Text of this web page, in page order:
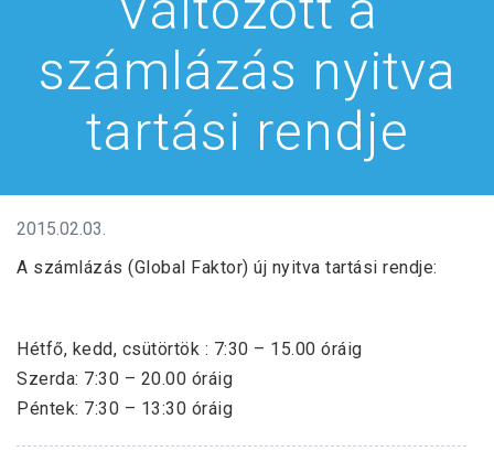
számlázás nyitva
tartási rendje
2015.02.03.
A számlázás (Global Faktor) új nyitva tartási rendje:
Hétfő, kedd, csütörtök : 7:30 – 15.00 óráig
Szerda: 7:30 – 20.00 óráig
Péntek: 7:30 – 13:30 óráig